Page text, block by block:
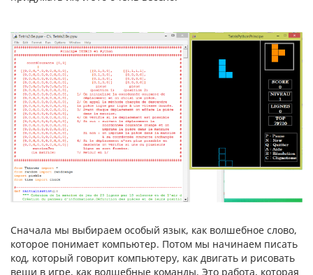
Сначала мы выбираем особый язык, как волшебное слово,
которое понимает компьютер. Потом мы начинаем писать
код, который говорит компьютеру, как двигать и рисовать
вещи в игре, как волшебные команды. Это работа, которая